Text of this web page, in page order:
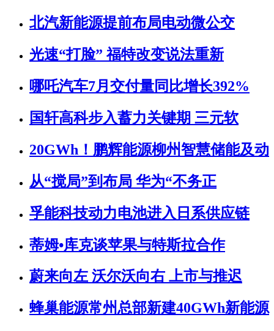
北汽新能源提前布局电动微公交
光速“打脸” 福特改变说法重新
哪吒汽车7月交付量同比增长392%
国轩高科步入蓄力关键期 三元软
20GWh！鹏辉能源柳州智慧储能及动
从“搅局”到布局 华为“不务正
孚能科技动力电池进入日系供应链
蒂姆•库克谈苹果与特斯拉合作
蔚来向左 沃尔沃向右 上市与推迟
蜂巢能源常州总部新建40GWh新能源